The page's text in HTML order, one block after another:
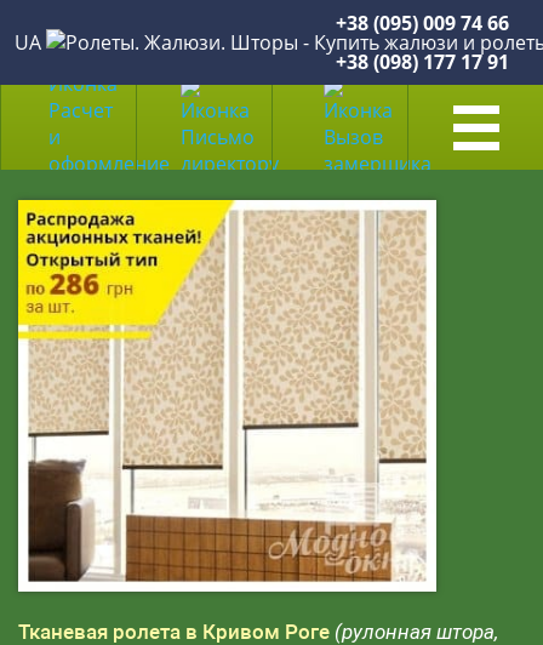
UA
+38 (095) 009 74 66
+38 (098) 177 17 91
Тканевая ролета в Кривом Роге (рулонная штора,